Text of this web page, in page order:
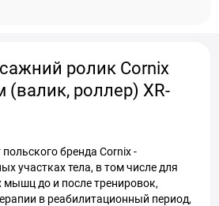
ролик Cornix
(валик, роллер) XR-
бренда Cornix -
участках тела, в том числе для
мышц до и после тренировок,
в реабилитационный период,